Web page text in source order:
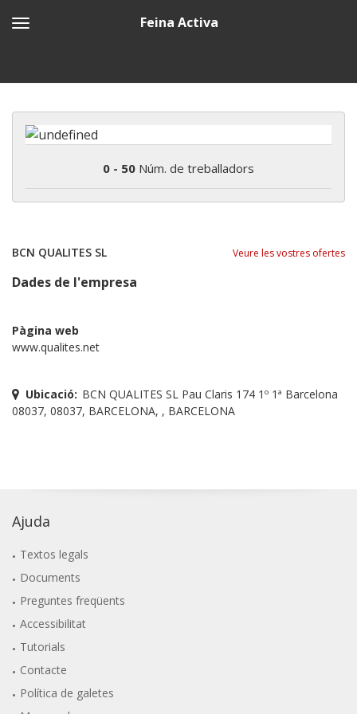
Feina Activa
0 - 50 Núm. de treballadors
BCN QUALITES SL Veure les vostres ofertes
Dades de l'empresa
Pàgina web
www.qualites.net
Ubicació: BCN QUALITES SL Pau Claris 174 1º 1ª Barcelona
08037, 08037, BARCELONA, , BARCELONA
Ajuda
Textos legals
Documents
Preguntes freqüents
Accessibilitat
Tutorials
Contacte
Política de galetes